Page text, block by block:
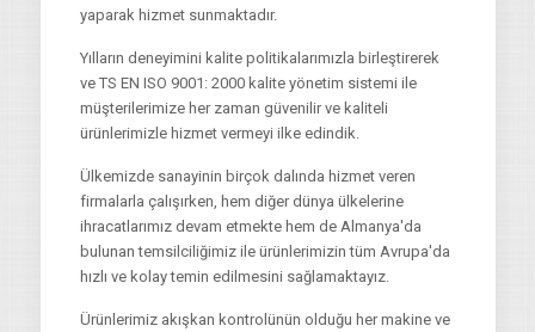
yaparak hizmet sunmaktadır.
Yılların deneyimini kalite politikalarımızla birleştirerek
ve TS EN ISO 9001: 2000 kalite yönetim sistemi ile
müşterilerimize her zaman güvenilir ve kaliteli
ürünlerimizle hizmet vermeyi ilke edindik.
Ülkemizde sanayinin birçok dalında hizmet veren
firmalarla çalışırken, hem diğer dünya ülkelerine
ihracatlarımız devam etmekte hem de Almanya'da
bulunan temsilciliğimiz ile ürünlerimizin tüm Avrupa'da
hızlı ve kolay temin edilmesini sağlamaktayız.
Ürünlerimiz akışkan kontrolünün olduğu her makine ve